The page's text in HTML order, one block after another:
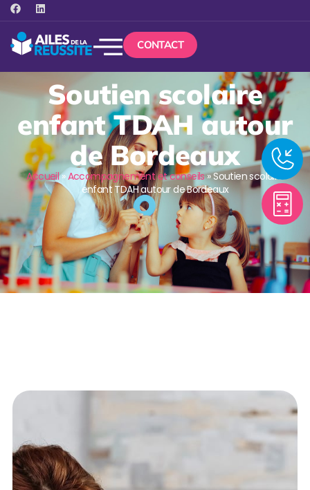
CONTACT
Soutien scolaire
enfant TDAH autour
de Bordeaux
Accueil»Accompagnement et conseils»Soutien scolaire
enfant TDAH autour de Bordeaux